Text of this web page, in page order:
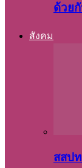
ด้วย
สังคม
สสป